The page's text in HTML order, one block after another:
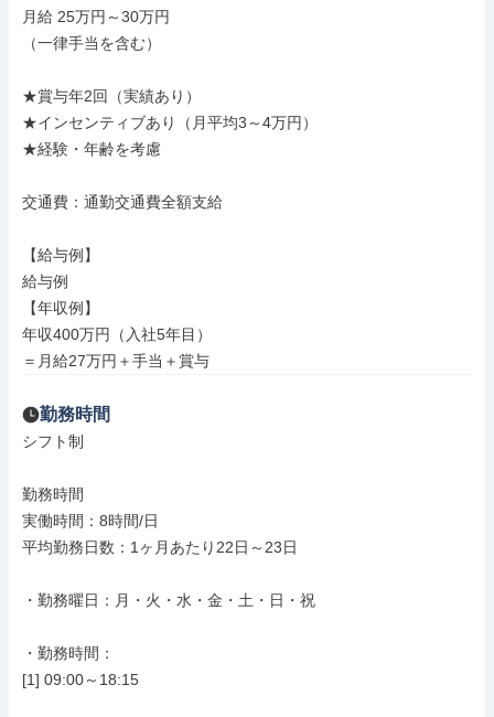
月給 25万円～30万円
（一律手当を含む）
★賞与年2回（実績あり）
★インセンティブあり（月平均3～4万円）
★経験・年齢を考慮
交通費：通勤交通費全額支給
【給与例】
給与例
【年収例】
年収400万円（入社5年目）
＝月給27万円＋手当＋賞与
勤務時間
シフト制
勤務時間
実働時間：8時間/日
平均勤務日数：1ヶ月あたり22日～23日
・勤務曜日：月・火・水・金・土・日・祝
・勤務時間：
[1] 09:00～18:15